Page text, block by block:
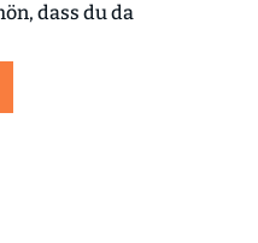
dass du da